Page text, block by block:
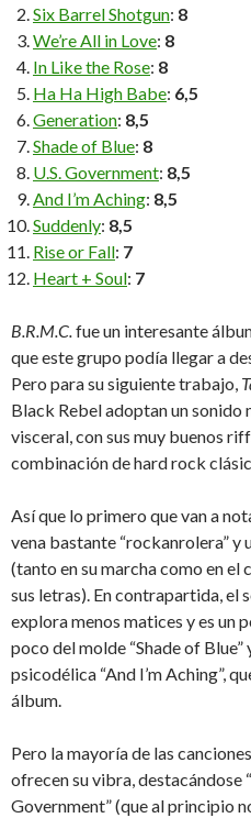
Six Barrel Shotgun: 8
We’re All in Love: 8
In Like the Rose: 8
Ha Ha High Babe: 6,5
Generation: 8,5
Shade of Blue: 8
U.S. Government: 8,5
And I’m Aching: 8,5
Suddenly: 8,5
Rise or Fall: 7
Heart + Soul: 7
B.R.M.C.fue un interesante
que este grupo podía llegar a
Pero para su siguiente trabajo,
Black Rebel adoptan un sonido
visceral, con sus muy buenos
combinación de hard rock
Así que lo primero que van a
vena bastante “rockanrolera”
(tanto en su marcha como en
sus letras). En contrapartida, el
explora menos matices y es un
poco del molde “Shade of
psicodélica “And I’m Aching”,
álbum.
Pero la mayoría de las
ofrecen su vibra, destacándose
Government” (que al principio